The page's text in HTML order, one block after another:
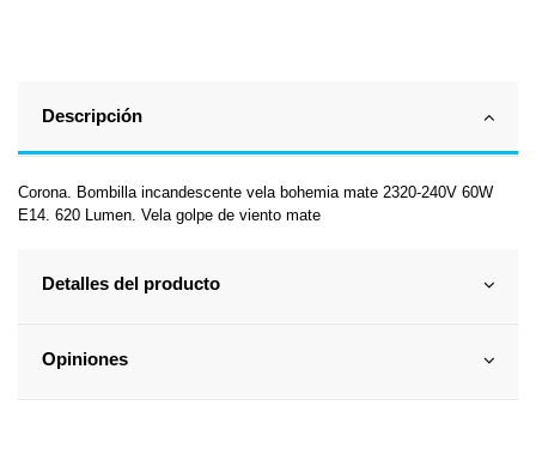
Descripción
Corona. Bombilla incandescente vela bohemia mate 2320-240V 60W
E14. 620 Lumen. Vela golpe de viento mate
Detalles del producto
Opiniones